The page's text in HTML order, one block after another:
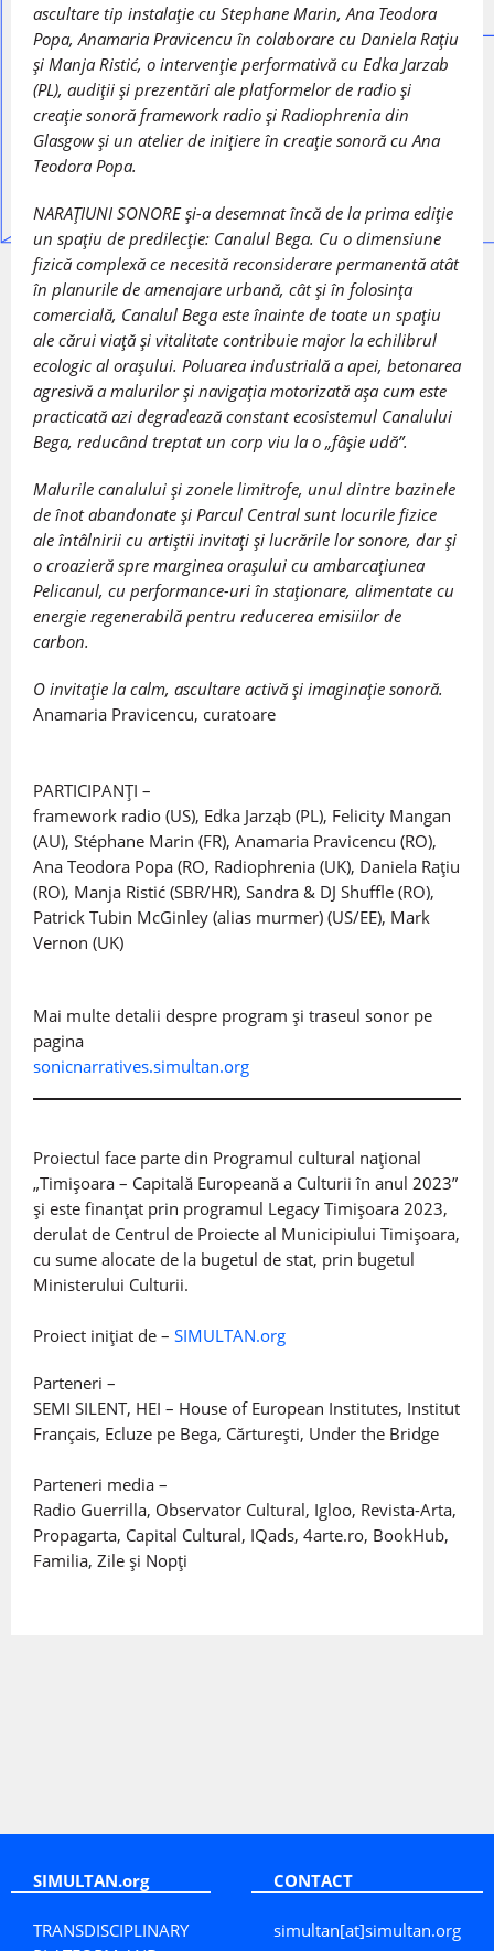
ascultare tip instalație cu Stephane Marin, Ana Teodora
Popa, Anamaria Pravicencu în colaborare cu Daniela Rațiu
și Manja Ristić, o intervenție performativă cu Edka Jarzab
(PL), audiții și prezentări ale platformelor de radio și
creație sonoră framework radio și Radiophrenia din
Glasgow și un atelier de inițiere în creație sonoră cu Ana
Teodora Popa.
NARAȚIUNI SONORE și-a desemnat încă de la prima ediție
un spațiu de predilecție: Canalul Bega. Cu o dimensiune
fizică complexă ce necesită reconsiderare permanentă atât
în planurile de amenajare urbană, cât și în folosința
comercială, Canalul Bega este înainte de toate un spațiu
ale cărui viață și vitalitate contribuie major la echilibrul
ecologic al orașului. Poluarea industrială a apei, betonarea
agresivă a malurilor și navigația motorizată așa cum este
practicată azi degradează constant ecosistemul Canalului
Bega, reducând treptat un corp viu la o „fâșie udă”.
Malurile canalului și zonele limitrofe, unul dintre bazinele
de înot abandonate și Parcul Central sunt locurile fizice
ale întâlnirii cu artiștii invitați și lucrările lor sonore, dar și
o croazieră spre marginea orașului cu ambarcațiunea
Pelicanul, cu performance-uri în staționare, alimentate cu
energie regenerabilă pentru reducerea emisiilor de
carbon.
O invitație la calm, ascultare activă și imaginație sonoră.
Anamaria Pravicencu, curatoare
PARTICIPANȚI –
framework radio (US), Edka Jarząb (PL), Felicity Mangan
(AU), Stéphane Marin (FR), Anamaria Pravicencu (RO),
Ana Teodora Popa (RO, Radiophrenia (UK), Daniela Rațiu
(RO), Manja Ristić (SBR/HR), Sandra & DJ Shuffle (RO),
Patrick Tubin McGinley (alias murmer) (US/EE), Mark
Vernon (UK)
Mai multe detalii despre program și traseul sonor pe
pagina
sonicnarratives.simultan.org
Proiectul face parte din Programul cultural național
„Timișoara – Capitală Europeană a Culturii în anul 2023”
și este finanțat prin programul Legacy Timișoara 2023,
derulat de Centrul de Proiecte al Municipiului Timișoara,
cu sume alocate de la bugetul de stat, prin bugetul
Ministerului Culturii.
Proiect inițiat de – SIMULTAN.org
Parteneri –
SEMI SILENT, HEI – House of European Institutes, Institut
Français, Ecluze pe Bega, Cărturești, Under the Bridge
Parteneri media –
Radio Guerrilla, Observator Cultural, Igloo, Revista-Arta,
Propagarta, Capital Cultural, IQads, 4arte.ro, BookHub,
Familia, Zile și Nopți
SIMULTAN.org
TRANSDISCIPLINARY
CONTACT
simultan[at]simultan.org